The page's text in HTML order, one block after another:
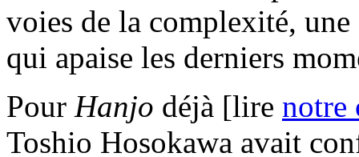
voies de la complexité,
qui apaise les derniers
Pour Hanjo déjà [lire notre
Toshio Hosokawa avait